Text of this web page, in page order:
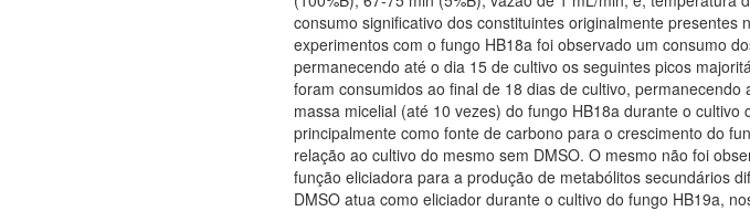
consumo significativo dos constituintes originalmente
experimentos com o fungo HB18a foi observado um consumo
permanecendo até o dia 15 de cultivo os seguintes picos
foram consumidos ao final de 18 dias de cultivo,
massa micelial (até 10 vezes) do fungo HB18a durante o
principalmente como fonte de carbono para o crescimento do
relação ao cultivo do mesmo sem DMSO. O mesmo não foi
função eliciadora para a produção de metabólitos secundários
DMSO atua como eliciador durante o cultivo do fungo HB19a,